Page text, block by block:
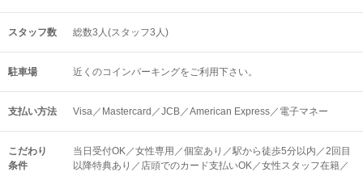
スタッフ数 総数3人(スタッフ3人)
駐車場 近くのコインパーキングをご利用下さい。
支払い方法 Visa／Mastercard／JCB／American Express／電子マネー
こだわり
条件
当日受付OK／女性専用／個室あり／駅から徒歩5分以内／2回目
以降特典あり／店頭でのカード支払いOK／女性スタッフ在籍／